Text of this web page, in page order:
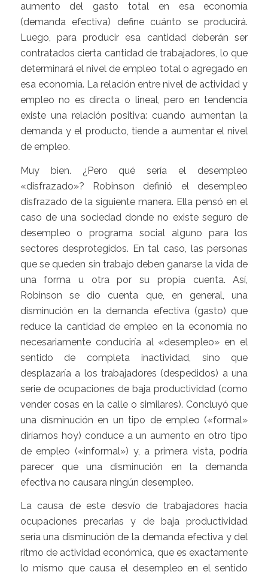
aumento del gasto total en esa economía
(demanda efectiva) define cuánto se producirá.
Luego, para producir esa cantidad deberán ser
contratados cierta cantidad de trabajadores, lo que
determinará el nivel de empleo total o agregado en
esa economía. La relación entre nivel de actividad y
empleo no es directa o lineal, pero en tendencia
existe una relación positiva: cuando aumentan la
demanda y el producto, tiende a aumentar el nivel
de empleo.
Muy bien. ¿Pero qué sería el desempleo
«disfrazado»? Robinson definió el desempleo
disfrazado de la siguiente manera. Ella pensó en el
caso de una sociedad donde no existe seguro de
desempleo o programa social alguno para los
sectores desprotegidos. En tal caso, las personas
que se queden sin trabajo deben ganarse la vida de
una forma u otra por su propia cuenta. Así,
Robinson se dio cuenta que, en general, una
disminución en la demanda efectiva (gasto) que
reduce la cantidad de empleo en la economía no
necesariamente conduciría al «desempleo» en el
sentido de completa inactividad, sino que
desplazaría a los trabajadores (despedidos) a una
serie de ocupaciones de baja productividad (como
vender cosas en la calle o similares). Concluyó que
una disminución en un tipo de empleo («formal»
diríamos hoy) conduce a un aumento en otro tipo
de empleo («informal») y, a primera vista, podría
parecer que una disminución en la demanda
efectiva no causara ningún desempleo.
La causa de este desvío de trabajadores hacia
ocupaciones precarias y de baja productividad
sería una disminución de la demanda efectiva y del
ritmo de actividad económica, que es exactamente
lo mismo que causa el desempleo en el sentido